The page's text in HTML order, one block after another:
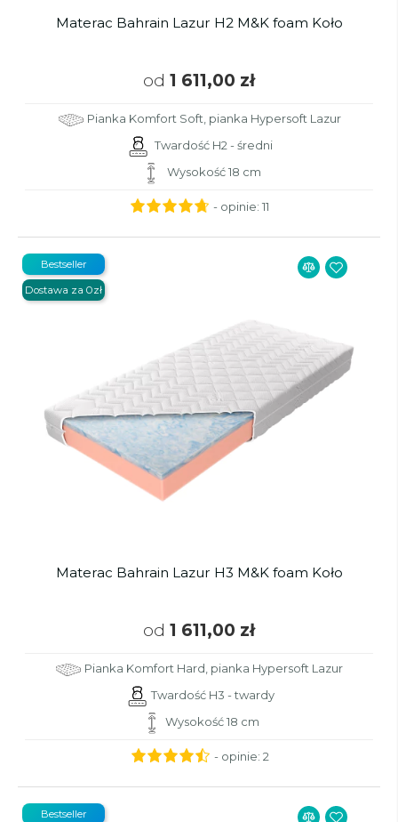
Materac Bahrain Lazur H2 M&K foam Koło
od 1 611,00 zł
Pianka Komfort Soft, pianka Hypersoft Lazur
Twardość H2 - średni
Wysokość 18 cm
- opinie: 11
Materac Bahrain Lazur H3 M&K foam Koło
od 1 611,00 zł
Pianka Komfort Hard, pianka Hypersoft Lazur
Twardość H3 - twardy
Wysokość 18 cm
Bestseller
Dostawa za 0zł
- opinie: 2
Bestseller